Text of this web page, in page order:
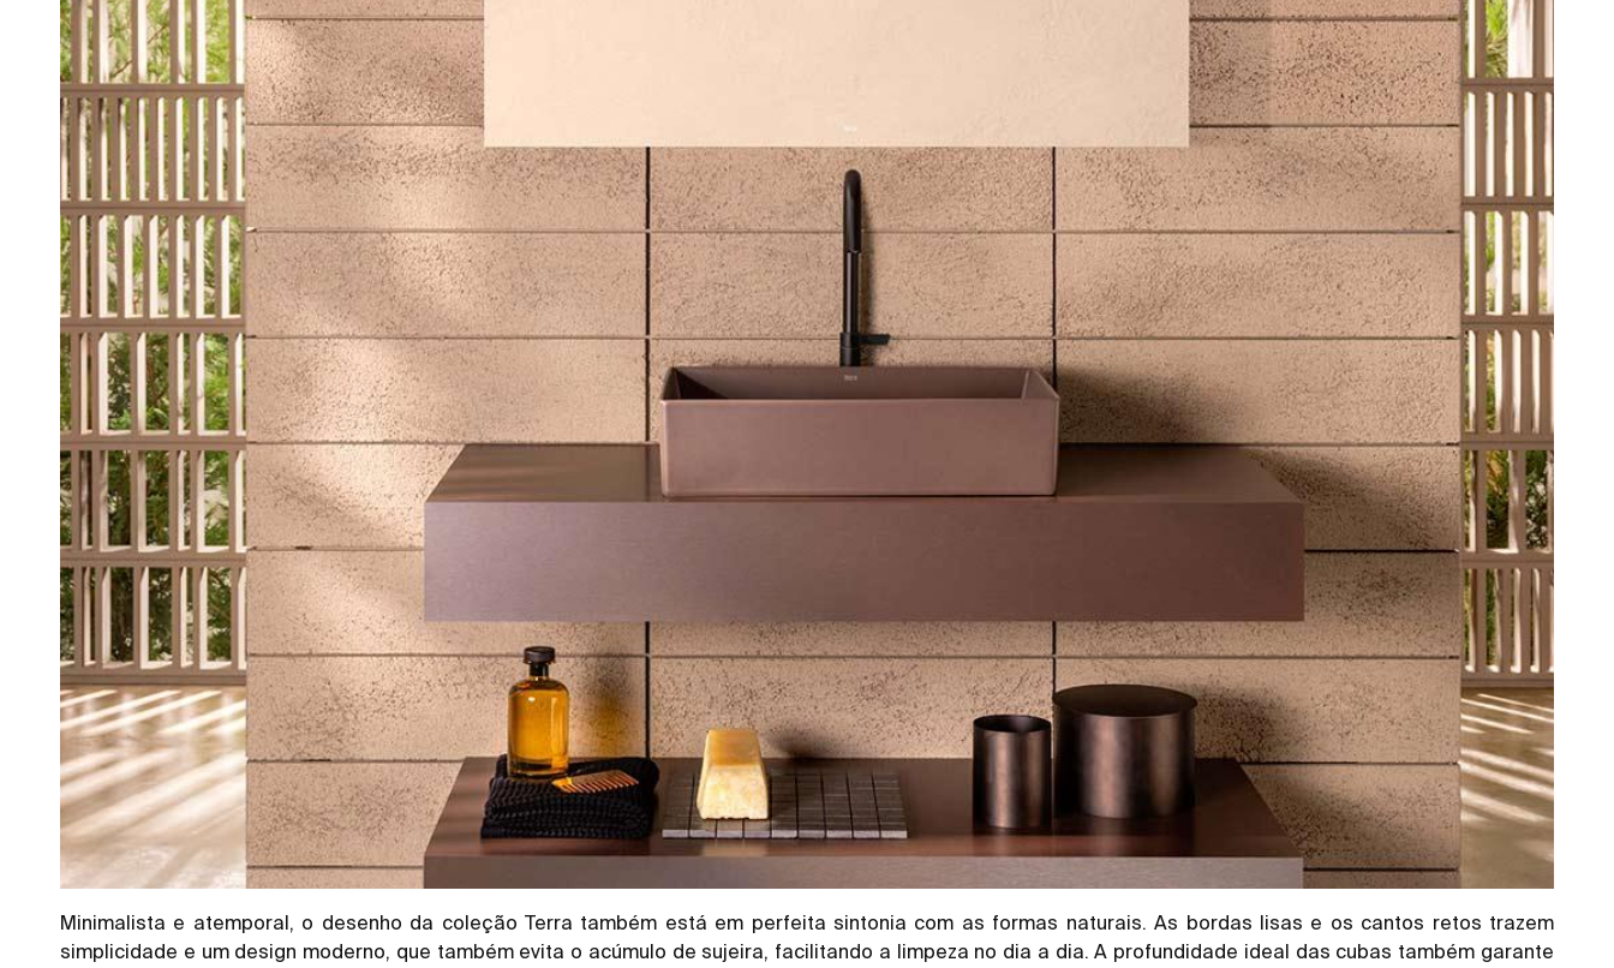
Minimalista e atemporal, o desenho da coleção Terra também está em perfeita sintonia com as formas naturais. As bordas lisas e os cantos retos trazem
simplicidade e um design moderno, que também evita o acúmulo de sujeira, facilitando a limpeza no dia a dia. A profundidade ideal das cubas também garante